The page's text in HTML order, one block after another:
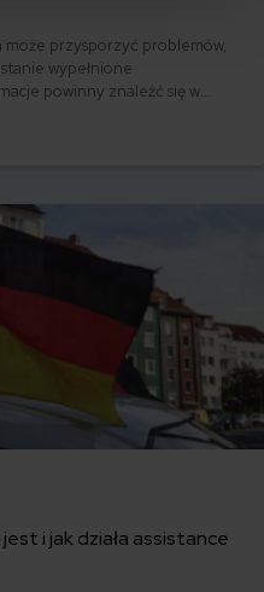
może przysporzyć problemów,
wypełnione
powinny znaleźć się w
i jak działa assistance